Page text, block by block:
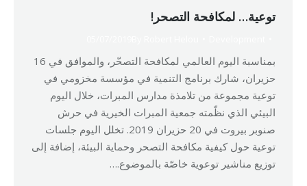
توعية… لمكافحة التصحر!
بمناسبة اليوم العالمي لمكافحة التصحّر، والموافق في 16
حزيران، شارك برنامج التنمية في مؤسسة مخزومي في
توعية مجموعة من تلامذة مدارس المبرات، خلال اليوم
البيئي الذي نظّمته جمعية المبرات الخيرية في حرش
صنوبر بيروت في 20 حزيران 2019. تخلل اليوم جلسات
توعية حول كيفية مكافحة التصحر وحماية البيئة، إضافة إلى
توزيع مناشير توعوية خاصّة بالموضوع.…